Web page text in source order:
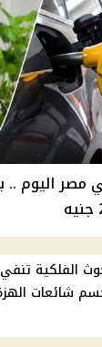
الفلكية
شائعات